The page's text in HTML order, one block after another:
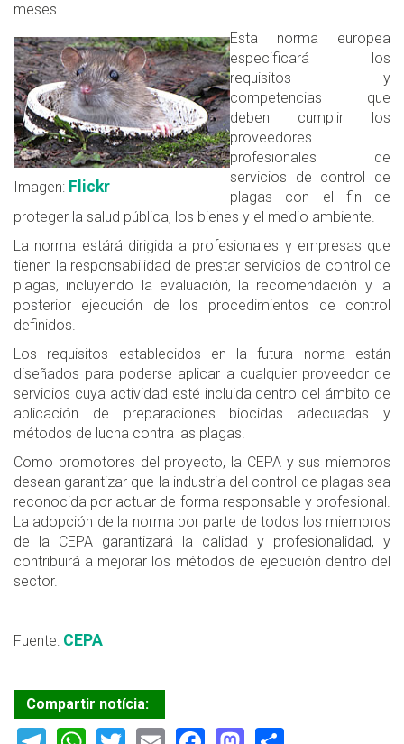
meses.
Imagen: Flickr
Esta norma europea
especificará los
requisitos y
competencias que
deben cumplir los
proveedores
profesionales de
servicios de control de
plagas con el fin de
proteger la salud pública, los bienes y el medio ambiente.
La norma estárá dirigida a profesionales y empresas que
tienen la responsabilidad de prestar servicios de control de
plagas, incluyendo la evaluación, la recomendación y la
posterior ejecución de los procedimientos de control
definidos.
Los requisitos establecidos en la futura norma están
diseñados para poderse aplicar a cualquier proveedor de
servicios cuya actividad esté incluida dentro del ámbito de
aplicación de preparaciones biocidas adecuadas y
métodos de lucha contra las plagas.
Como promotores del proyecto, la CEPA y sus miembros
desean garantizar que la industria del control de plagas sea
reconocida por actuar de forma responsable y profesional.
La adopción de la norma por parte de todos los miembros
de la CEPA garantizará la calidad y profesionalidad, y
contribuirá a mejorar los métodos de ejecución dentro del
sector.
Fuente: CEPA
Compartir notícia: